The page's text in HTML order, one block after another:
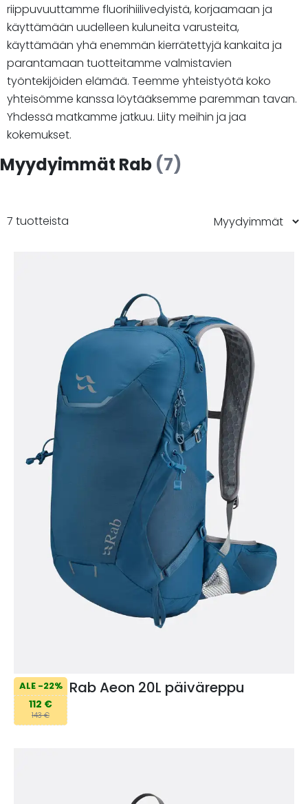
riippuvuuttamme fluorihiilivedyistä, korjaamaan ja
käyttämään uudelleen kuluneita varusteita,
käyttämään yhä enemmän kierrätettyjä kankaita ja
parantamaan tuotteitamme valmistavien
työntekijöiden elämää. Teemme yhteistyötä koko
yhteisömme kanssa löytääksemme paremman tavan.
Yhdessä matkamme jatkuu. Liity meihin ja jaa
kokemukset.
Myydyimmät Rab (7)
7 tuotteista
ALE -22%
112 €
143 €
Rab Aeon 20L päiväreppu